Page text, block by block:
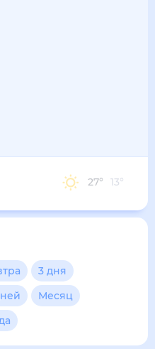
27° 13°
3 дня
Месяц